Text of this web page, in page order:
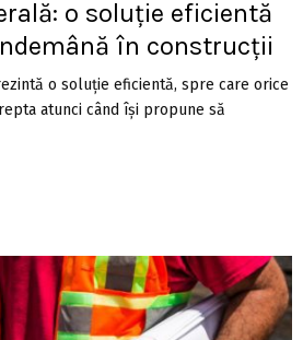
o soluție eficientă
în construcții
o soluție eficientă, spre care orice
atunci când își propune să